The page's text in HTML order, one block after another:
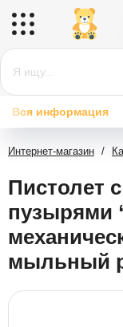
Вся информация
Интернет-магазин /
Пистолет
пузырями
мыльный